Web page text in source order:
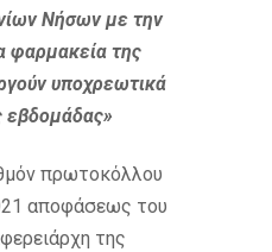
Νήσων με την
φαρμακεία της
υποχρεωτικά
εβδομάδας»
πρωτοκόλλου
αποφάσεως του
της